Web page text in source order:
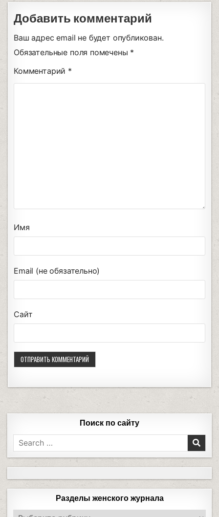
Добавить комментарий
Ваш адрес email не будет опубликован.
Обязательные поля помечены *
Комментарий *
Имя
Email (не обязательно)
Сайт
Поиск по сайту
Разделы женского журнала